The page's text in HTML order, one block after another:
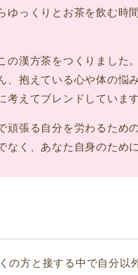
ゆっくりとお茶を飲む時
の漢方茶をつくりました。
、抱えている心や体の悩
考えてブレンドしています
頑張る自分を労わるための
なく、あなた自身のために
の方と接する中で自分以